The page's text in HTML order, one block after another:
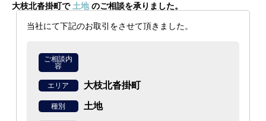
大枝北沓掛町で 土地 のご相談を承りました。
当社にて下記のお取引をさせて頂きました。
ご相談内
容
エリア 大枝北沓掛町
種別 土地